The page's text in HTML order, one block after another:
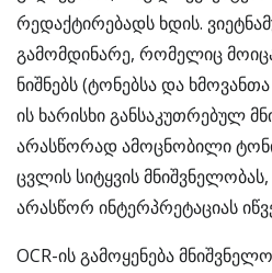
რედაქტირებადს ხდის.
გამომდინარე, რომელიც
ნიშნებს (ტონებსა და
ის ხარისხი განსაკუთრებულ
არასწორად ამოცნობილი
ცვლის სიტყვის
არასწორ ინტერპრეტაციას
OCR-ის გამოყენება